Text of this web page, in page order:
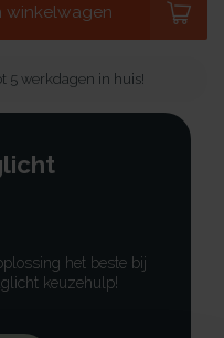
winkelwagen
5 werkdagen in huis!
het beste bij
keuzehulp!